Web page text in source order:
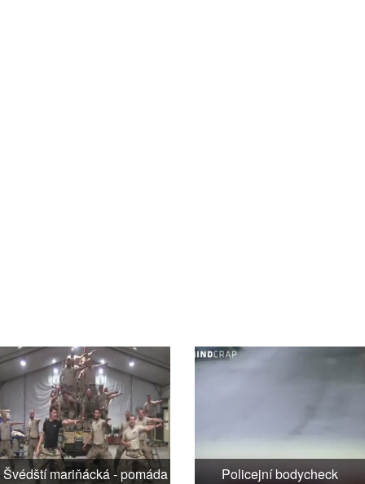
Švédští mariňácká - pomáda Policejní bodycheck